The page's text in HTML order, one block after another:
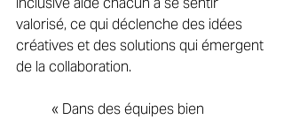
valorisé, ce qui déclenche des idées
créatives et des solutions qui émergent
de la collaboration.